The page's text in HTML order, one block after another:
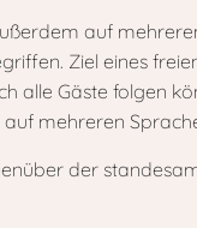
auf
Ziel eines
alle Gäste folgen
mehreren
der